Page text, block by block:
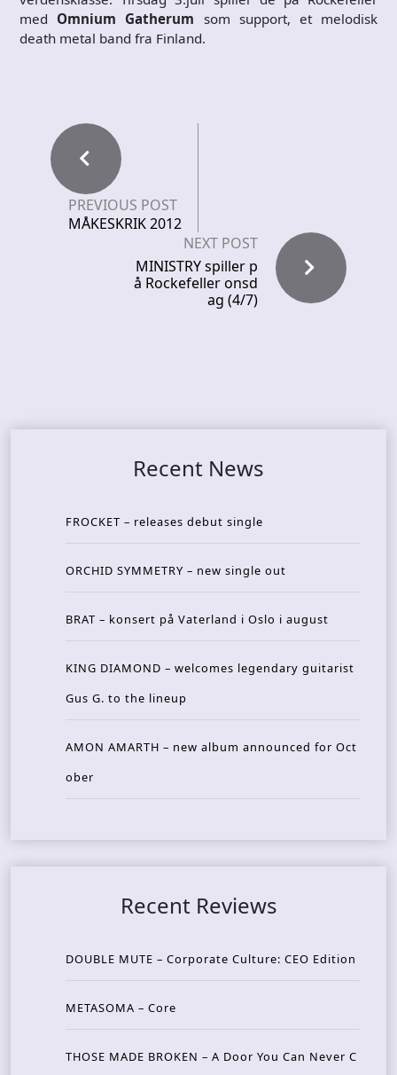
med Omnium Gatherum som support, et melodisk
death metal band fra Finland.
PREVIOUS POST
MÅKESKRIK 2012
NEXT POST
MINISTRY spiller p
å Rockefeller onsd
ag (4/7)
Recent News
FROCKET – releases debut single
ORCHID SYMMETRY – new single out
BRAT – konsert på Vaterland i Oslo i august
KING DIAMOND – welcomes legendary guitarist
Gus G. to the lineup
AMON AMARTH – new album announced for Oct
ober
Recent Reviews
DOUBLE MUTE – Corporate Culture: CEO Edition
METASOMA – Core
THOSE MADE BROKEN – A Door You Can Never C